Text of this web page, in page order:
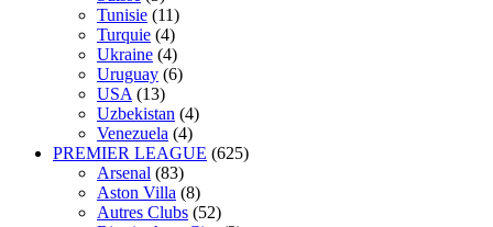
Tunisie (11)
Turquie (4)
Ukraine (4)
Uruguay (6)
USA (13)
Uzbekistan (4)
Venezuela (4)
PREMIER LEAGUE (625)
Arsenal (83)
Aston Villa (8)
Autres Clubs (52)